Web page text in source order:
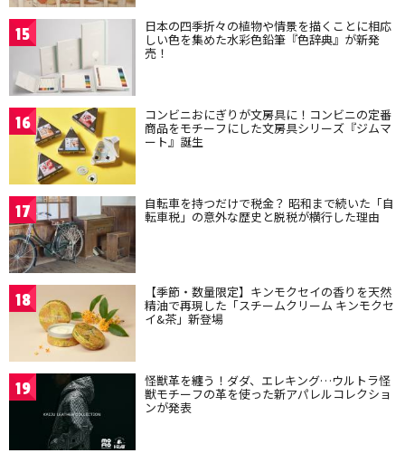
15 日本の四季折々の植物や情景を描くことに相応
しい色を集めた水彩色鉛筆『色辞典』が新発
売！
16 コンビニおにぎりが文房具に！コンビニの定番
商品をモチーフにした文房具シリーズ『ジムマ
ート』誕生
17 自転車を持つだけで税金？ 昭和まで続いた「自
転車税」の意外な歴史と脱税が横行した理由
18 【季節・数量限定】キンモクセイの香りを天然
精油で再現した「スチームクリーム キンモクセ
イ&茶」新登場
19 怪獣革を纏う！ダダ、エレキング…ウルトラ怪
獣モチーフの革を使った新アパレルコレクショ
ンが発表